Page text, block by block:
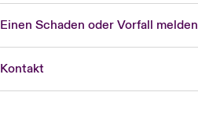
Einen Schaden oder Vorfall melden
KontaktUnited Kingdom